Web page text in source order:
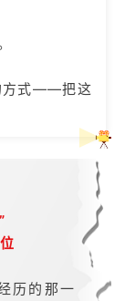
方式——把这
历的那一